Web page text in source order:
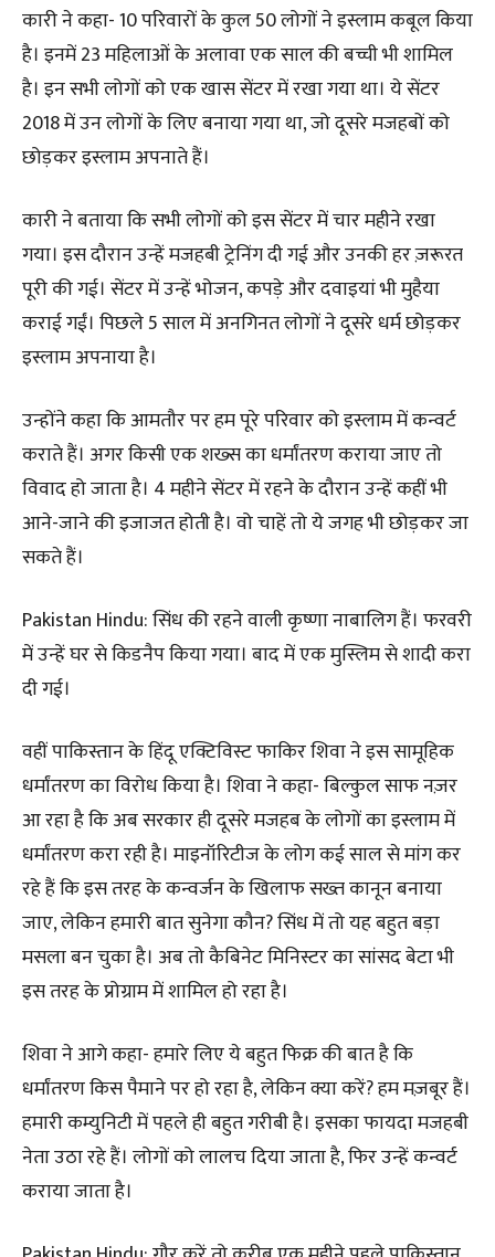
कारी ने कहा- 10 परिवारों के कुल 50 लोगों ने इस्लाम कबूल किया
है। इनमें 23 महिलाओं के अलावा एक साल की बच्ची भी शामिल
है। इन सभी लोगों को एक खास सेंटर में रखा गया था। ये सेंटर
2018 में उन लोगों के लिए बनाया गया था, जो दूसरे मजहबों को
छोड़कर इस्लाम अपनाते हैं।
कारी ने बताया कि सभी लोगों को इस सेंटर में चार महीने रखा
गया। इस दौरान उन्हें मजहबी ट्रेनिंग दी गई और उनकी हर ज़रूरत
पूरी की गई। सेंटर में उन्हें भोजन, कपड़े और दवाइयां भी मुहैया
कराई गईं। पिछले 5 साल में अनगिनत लोगों ने दूसरे धर्म छोड़कर
इस्लाम अपनाया है।
उन्होंने कहा कि आमतौर पर हम पूरे परिवार को इस्लाम में कन्वर्ट
कराते हैं। अगर किसी एक शख्स का धर्मांतरण कराया जाए तो
विवाद हो जाता है। 4 महीने सेंटर में रहने के दौरान उन्हें कहीं भी
आने-जाने की इजाजत होती है। वो चाहें तो ये जगह भी छोड़कर जा
सकते हैं।
Pakistan Hindu: सिंध की रहने वाली कृष्णा नाबालिग हैं। फरवरी
में उन्हें घर से किडनैप किया गया। बाद में एक मुस्लिम से शादी करा
दी गई।
वहीं पाकिस्तान के हिंदू एक्टिविस्ट फाकिर शिवा ने इस सामूहिक
धर्मांतरण का विरोध किया है। शिवा ने कहा- बिल्कुल साफ नज़र
आ रहा है कि अब सरकार ही दूसरे मजहब के लोगों का इस्लाम में
धर्मांतरण करा रही है। माइनॉरिटीज के लोग कई साल से मांग कर
रहे हैं कि इस तरह के कन्वर्जन के खिलाफ सख्त कानून बनाया
जाए, लेकिन हमारी बात सुनेगा कौन? सिंध में तो यह बहुत बड़ा
मसला बन चुका है। अब तो कैबिनेट मिनिस्टर का सांसद बेटा भी
इस तरह के प्रोग्राम में शामिल हो रहा है।
शिवा ने आगे कहा- हमारे लिए ये बहुत फिक्र की बात है कि
धर्मांतरण किस पैमाने पर हो रहा है, लेकिन क्या करें? हम मज़बूर हैं।
हमारी कम्युनिटी में पहले ही बहुत गरीबी है। इसका फायदा मजहबी
नेता उठा रहे हैं। लोगों को लालच दिया जाता है, फिर उन्हें कन्वर्ट
कराया जाता है।